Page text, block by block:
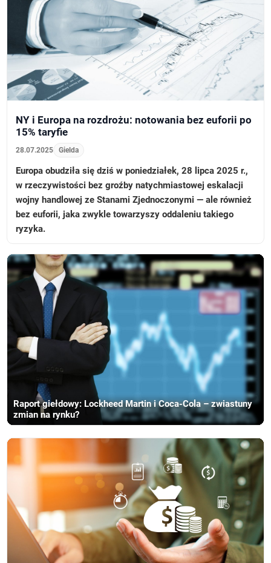
NY i Europa na rozdrożu: notowania bez euforii po
15% taryfie
28.07.2025 Gielda
Europa obudziła się dziś w poniedziałek, 28 lipca 2025 r.,
w rzeczywistości bez groźby natychmiastowej eskalacji
wojny handlowej ze Stanami Zjednoczonymi — ale również
bez euforii, jaka zwykle towarzyszy oddaleniu takiego
ryzyka.
Raport giełdowy: Lockheed Martin i Coca-Cola – zwiastuny
zmian na rynku?